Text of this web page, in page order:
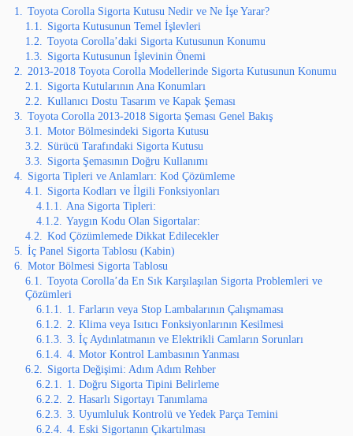
1.
Toyota Corolla Sigorta Kutusu Nedir ve Ne İşe Yarar?
1.1.
Sigorta Kutusunun Temel İşlevleri
1.2.
Toyota Corolla’daki Sigorta Kutusunun Konumu
1.3.
Sigorta Kutusunun İşlevinin Önemi
2.
2013-2018 Toyota Corolla Modellerinde Sigorta Kutusunun Konumu
2.1.
Sigorta Kutularının Ana Konumları
2.2.
Kullanıcı Dostu Tasarım ve Kapak Şeması
3.
Toyota Corolla 2013-2018 Sigorta Şeması Genel Bakış
3.1.
Motor Bölmesindeki Sigorta Kutusu
3.2.
Sürücü Tarafındaki Sigorta Kutusu
3.3.
Sigorta Şemasının Doğru Kullanımı
4.
Sigorta Tipleri ve Anlamları: Kod Çözümleme
4.1.
Sigorta Kodları ve İlgili Fonksiyonları
4.1.1.
Ana Sigorta Tipleri:
4.1.2.
Yaygın Kodu Olan Sigortalar:
4.2.
Kod Çözümlemede Dikkat Edilecekler
5.
İç Panel Sigorta Tablosu (Kabin)
6.
Motor Bölmesi Sigorta Tablosu
6.1.
Toyota Corolla’da En Sık Karşılaşılan Sigorta Problemleri ve
Çözümleri
6.1.1.
1. Farların veya Stop Lambalarının Çalışmaması
6.1.2.
2. Klima veya Isıtıcı Fonksiyonlarının Kesilmesi
6.1.3.
3. İç Aydınlatmanın ve Elektrikli Camların Sorunları
6.1.4.
4. Motor Kontrol Lambasının Yanması
6.2.
Sigorta Değişimi: Adım Adım Rehber
6.2.1.
1. Doğru Sigorta Tipini Belirleme
6.2.2.
2. Hasarlı Sigortayı Tanımlama
6.2.3.
3. Uyumluluk Kontrolü ve Yedek Parça Temini
6.2.4.
4. Eski Sigortanın Çıkartılması